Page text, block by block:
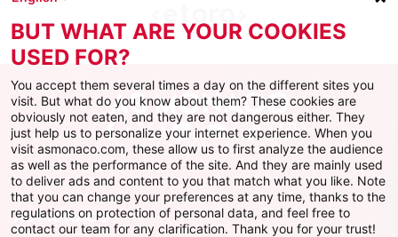
Facebook
X Instagram
YoutubeTikTokTwitch
AS MONACO
BUT WHAT ARE YOUR COOKIES
USED FOR?
You accept them several times a day on the different sites you
visit. But what do you know about them? These cookies are
obviously not eaten, and they are not dangerous either. They
just help us to personalize your internet experience. When you
visit asmonaco.com, these allow us to first analyze the audience
as well as the performance of the site. And they are mainly used
to deliver ads and content to you that match what you like. Note
that you can change your preferences at any time, thanks to the
regulations on protection of personal data, and feel free to
contact our team for any clarification. Thank you for your trust!